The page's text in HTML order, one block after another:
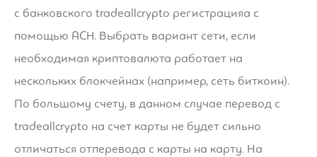
с банковского tradeallcrypto регистрацияа с
помощью ACH. Выбрать вариант сети, если
необходимая криптовалюта работает на
нескольких блокчейнах (например, сеть биткоин).
По большому счету, в данном случае перевод с
tradeallcrypto на счет карты не будет сильно
отличаться отперевода с карты на карту. На